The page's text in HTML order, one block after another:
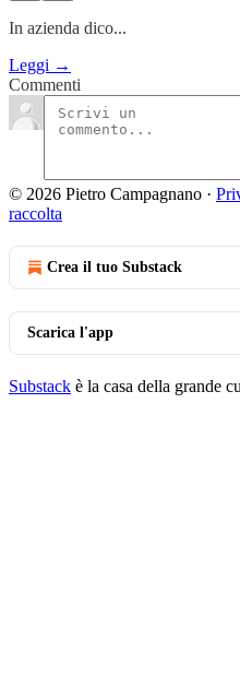
In azienda dico...
Leggi →
Commenti
© 2026 Pietro Campagnano ·
raccolta
Crea il tuo Substack
Scarica l'app
Substack è la casa della grande